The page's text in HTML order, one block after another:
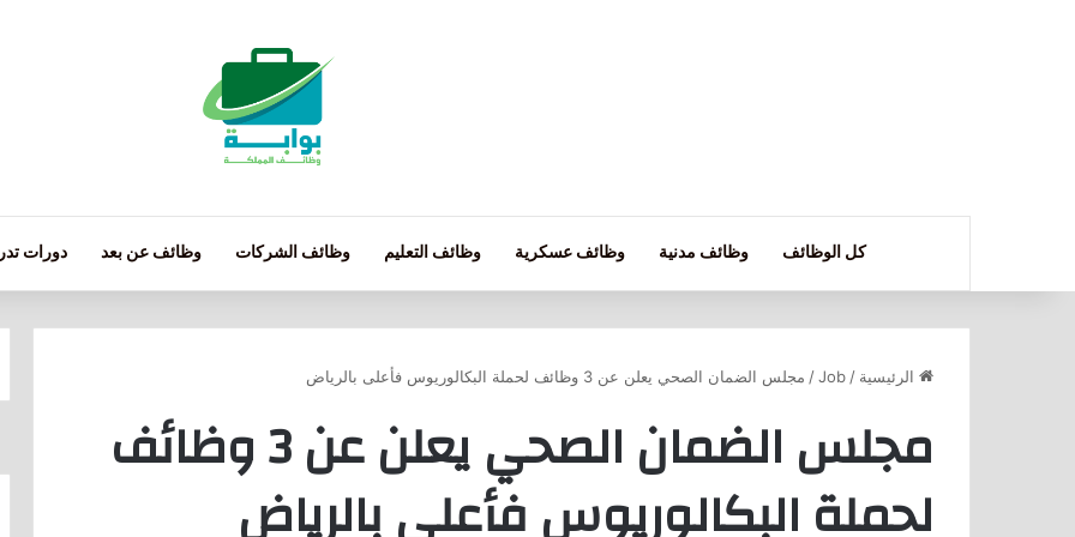
كل الوظائف وظائف مدنية وظائف عسكرية وظائف التعليم وظائف الشركات وظائف عن بعد دورات
الرئيسية /
Job
/ مجلس الضمان الصحي يعلن عن 3 وظائف لحملة البكالوريوس فأعلى بالرياض
مجلس الضمان الصحي يعلن عن 3 وظائف
لحملة البكالوريوس فأعلى بالرياض